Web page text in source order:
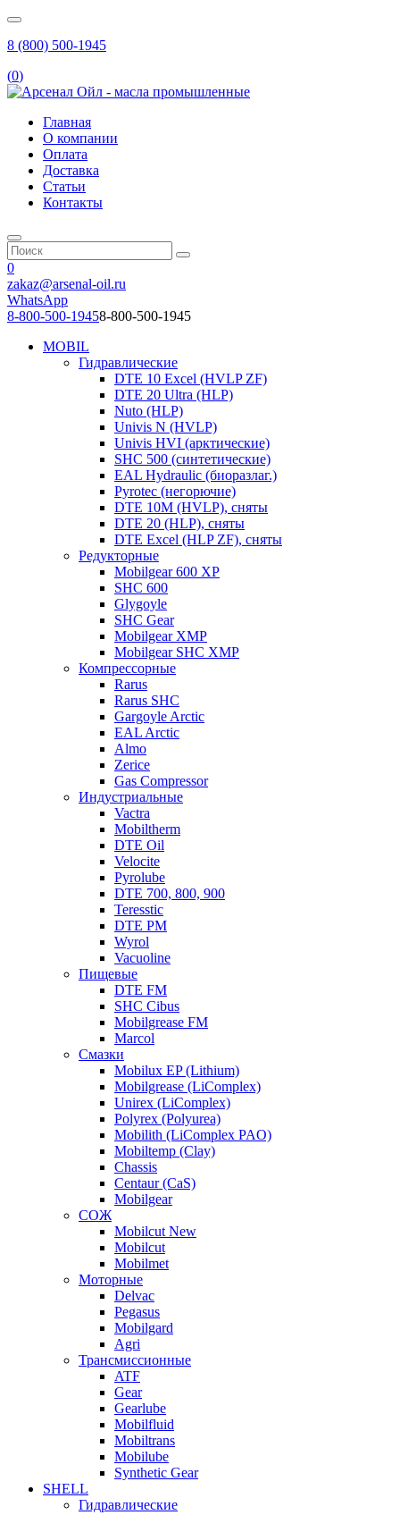
8 (800) 500-1945
(0)
Главная
О компании
Оплата
Доставка
Статьи
Контакты
0
zakaz@arsenal-oil.ru
WhatsApp
8-800-500-19458-800-500-1945
MOBIL
Гидравлические
DTE 10 Excel (HVLP ZF)
DTE 20 Ultra (HLP)
Nuto (HLP)
Univis N (HVLP)
Univis HVI (арктические)
SHC 500 (синтетические)
EAL Hydraulic (биоразлаг.)
Pyrotec (негорючие)
DTE 10M (HVLP), сняты
DTE 20 (HLP), сняты
DTE Excel (HLP ZF), сняты
Редукторные
Mobilgear 600 XP
SHC 600
Glygoyle
SHC Gear
Mobilgear XMP
Mobilgear SHC XMP
Компрессорные
Rarus
Rarus SHC
Gargoyle Arctic
EAL Arctic
Almo
Zerice
Gas Compressor
Индустриальные
Vactra
Mobiltherm
DTE Oil
Velocite
Pyrolube
DTE 700, 800, 900
Teresstic
DTE PM
Wyrol
Vacuoline
Пищевые
DTE FM
SHC Cibus
Mobilgrease FM
Marcol
Смазки
Mobilux EP (Lithium)
Mobilgrease (LiComplex)
Unirex (LiComplex)
Polyrex (Polyurea)
Mobilith (LiComplex PAO)
Mobiltemp (Clay)
Chassis
Centaur (CaS)
Mobilgear
СОЖ
Mobilcut New
Mobilcut
Mobilmet
Моторные
Delvac
Pegasus
Mobilgard
Agri
Трансмиссионные
ATF
Gear
Gearlube
Mobilfluid
Mobiltrans
Mobilube
Synthetic Gear
SHELL
Гидравлические